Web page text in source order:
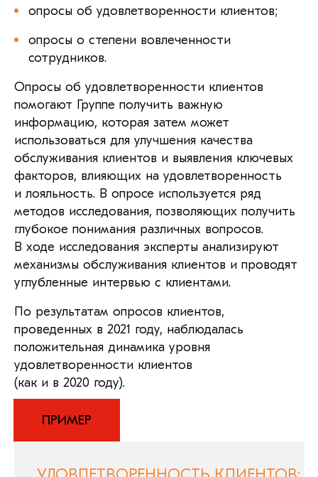
опросы об удовлетворенности клиентов;
опросы о степени вовлеченности
сотрудников.
Опросы об удовлетворенности клиентов
помогают Группе получить важную
информацию, которая затем может
использоваться для улучшения качества
обслуживания клиентов и выявления ключевых
факторов, влияющих на удовлетворенность
и лояльность. В опросе используется ряд
методов исследования, позволяющих получить
глубокое понимания различных вопросов.
В ходе исследования эксперты анализируют
механизмы обслуживания клиентов и проводят
углубленные интервью с клиентами.
По результатам опросов клиентов,
проведенных в 2021 году, наблюдалась
положительная динамика уровня
удовлетворенности клиентов
(как и в 2020 году).
ПРИМЕР